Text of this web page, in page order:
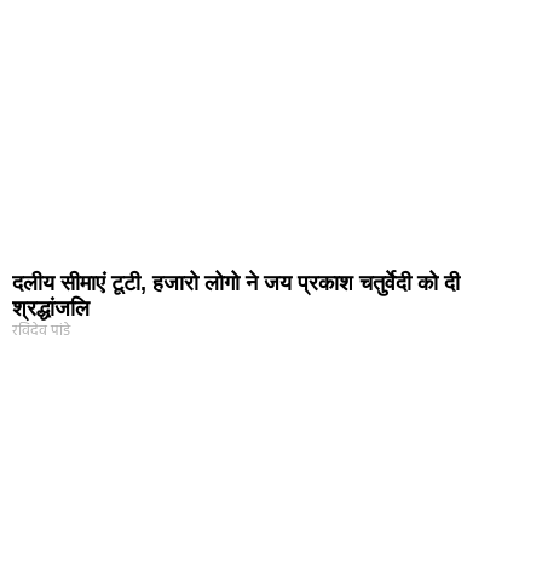
दलीय सीमाएं टूटी, हजारो लोगो ने जय प्रकाश चतुर्वेदी को दी
श्रद्धांजलि
रविदेव पांडे